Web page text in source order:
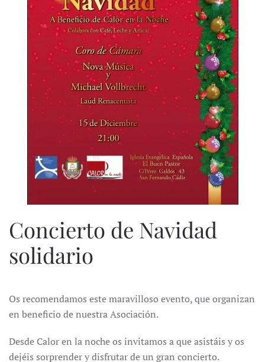
Concierto de Navidad
solidario
Os recomendamos este maravilloso evento, que organizan
en beneficio de nuestra Asociación.
Desde Calor en la noche os invitamos a que asistáis y os
dejéis sorprender y disfrutar de un gran concierto.